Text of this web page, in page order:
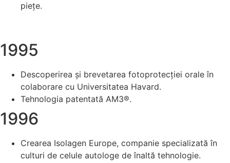
piețe.
1995
Descoperirea și brevetarea fotoprotecției orale în
colaborare cu Universitatea Havard.
Tehnologia patentată AM3®.
1996
Crearea Isolagen Europe, companie specializată în
culturi de celule autologe de înaltă tehnologie.